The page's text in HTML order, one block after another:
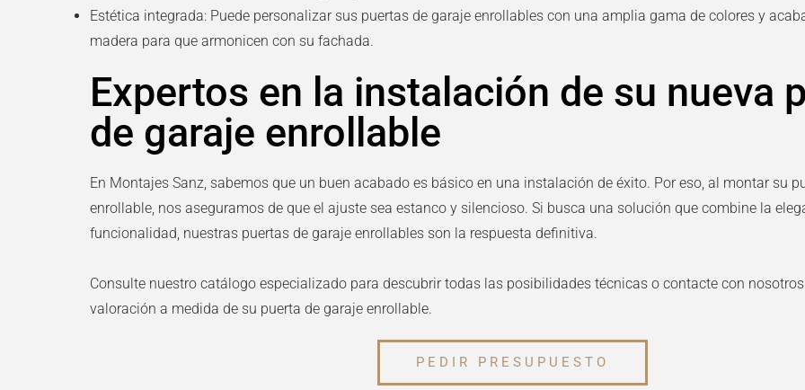
Estética integrada: Puede personalizar sus puertas de garaje enrollables con una amplia gama de colores y
madera para que armonicen con su fachada.
Expertos en la instalación de su nueva
de garaje enrollable
En Montajes Sanz, sabemos que un buen acabado es básico en una instalación de éxito. Por eso, al montar su
enrollable, nos aseguramos de que el ajuste sea estanco y silencioso. Si busca una solución que combine la
funcionalidad, nuestras puertas de garaje enrollables son la respuesta definitiva.
Consulte nuestro catálogo especializado para descubrir todas las posibilidades técnicas o contacte con
valoración a medida de su puerta de garaje enrollable.
PEDIR PRESUPUESTO